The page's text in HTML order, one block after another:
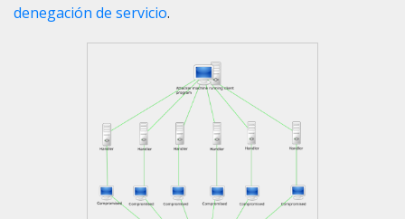
denegación de servicio.